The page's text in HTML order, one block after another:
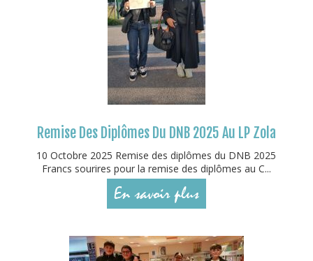
Remise Des Diplômes Du DNB 2025 Au LP Zola
10 Octobre 2025 Remise des diplômes du DNB 2025
Francs sourires pour la remise des diplômes au C...
En savoir plus